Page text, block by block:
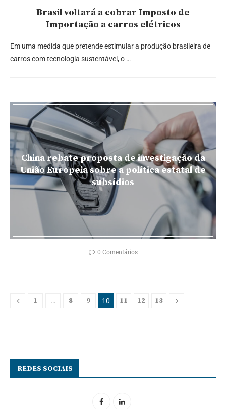
Brasil voltará a cobrar Imposto de
Importação a carros elétricos
Em uma medida que pretende estimular a produção brasileira de
carros com tecnologia sustentável, o …
China rebate proposta de investigação da
União Europeia sobre a política estatal de
subsídios
0 Comentários
1 … 8 9 10 11 12 13
REDES SOCIAIS